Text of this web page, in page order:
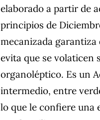
7,90€.6,90€.
elaborado a partir de
principios de
mecanizada
evita que se volaticen
organoléptico. Es un
intermedio, entre
lo que le confiere una